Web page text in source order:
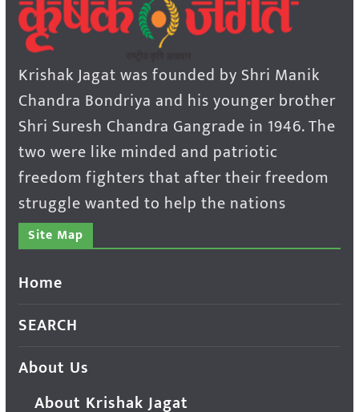
Krishak Jagat was founded by Shri Manik
Chandra Bondriya and his younger brother
Shri Suresh Chandra Gangrade in 1946. The
two were like minded and patriotic
freedom fighters that after their freedom
struggle wanted to help the nations
Site Map
Home
SEARCH
About Us
About Krishak Jagat